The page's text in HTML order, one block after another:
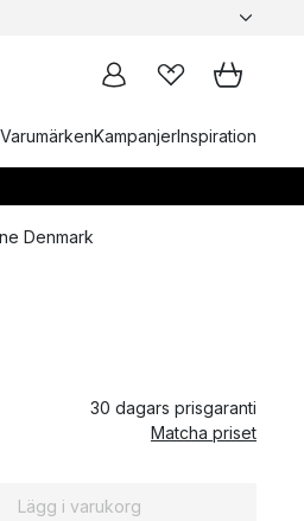
VarumärkenKampanjerInspiration
Denmark
30 dagars prisgaranti
Matcha priset
Lägg i varukorg